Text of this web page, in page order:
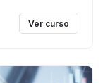
Ver curso